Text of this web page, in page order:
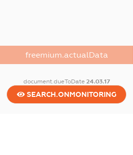
freemium.actualData
document.dueToDate 24.03.17
SEARCH.ONMONITORING